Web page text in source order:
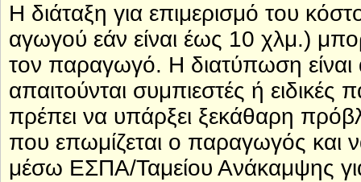
Η διάταξη για επιμερισμό του
αγωγού εάν είναι έως 10 χλμ.)
τον παραγωγό. Η διατύπωση είναι
απαιτούνται συμπιεστές ή
πρέπει να υπάρξει ξεκάθαρη
που επωμίζεται ο παραγωγός και
μέσω ΕΣΠΑ/Ταμείου Ανάκαμψης